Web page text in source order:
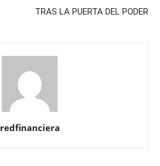
TRAS LA PUERTA DEL PODER
redfinanciera